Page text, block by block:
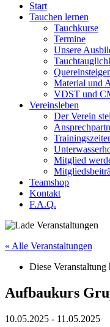
Start
Tauchen lernen
Tauchkurse
Termine
Unsere
Material und
VDST und
Vereinsleben
Der Verein
Mitglied
Teamshop
Kontakt
F.A.Q.
« Alle Veranstaltungen
Diese Veranstaltung
Aufbaukurs
10.05.2025 - 11.05.2025